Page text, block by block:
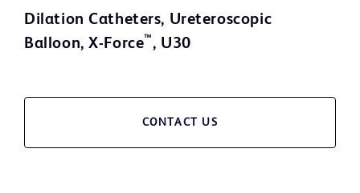
Dilation Catheters, Ureteroscopic
Balloon, X-Force™ , U30
CONTACT US